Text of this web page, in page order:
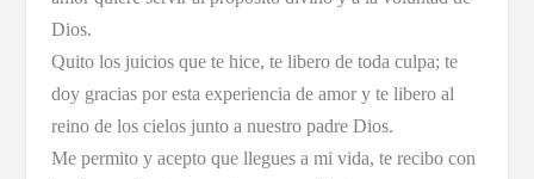
Dios.
Quito los juicios que te hice, te libero de toda culpa; te
doy gracias por esta experiencia de amor y te libero al
reino de los cielos junto a nuestro padre Dios.
Me permito y acepto que llegues a mi vida, te recibo con